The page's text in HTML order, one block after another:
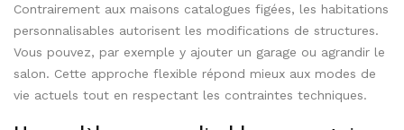
Contrairement aux maisons catalogues figées, les habitations
personnalisables autorisent les modifications de structures.
Vous pouvez, par exemple y ajouter un garage ou agrandir le
salon. Cette approche flexible répond mieux aux modes de
vie actuels tout en respectant les contraintes techniques.